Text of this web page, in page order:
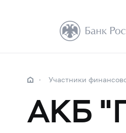
Участники
АКБ